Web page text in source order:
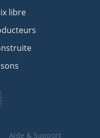
libre
Aide & Support